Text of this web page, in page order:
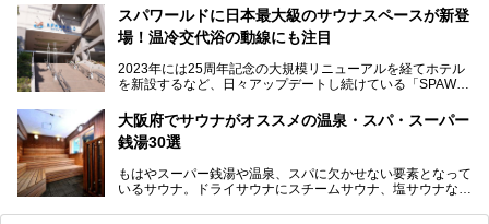
本記事では、そんなリニューアル後の注目ポイントを詳しく
紹介します。これから「鶴見緑地湯元水春」に訪れる方や、
い。
利用できる「神州温泉 あるごの湯」です。
あるごの湯は、大阪府豊中市にある日帰り温浴施設で、阪急
チムジルバン（岩盤浴）を中心に、発汗・リラックス・漫画
タイムまで満喫できる長時間滞在型の施設なので、一日中ゆ
る迫力ある熱波パフォーマンスも毎日行われており、“とと
のう”体験をしっかり楽しめるのもポイントです。
ケやボウリングといった遊び場もあり、友人同士やカップル
で“遊び+癒し”の一日を過ごすのにもぴったり。
スパワールドに日本最大級のサウナスペースが新登
場！温冷交代浴の動線にも注目
2023年には25周年記念の大規模リニューアルを経てホテル
を新設するなど、日々アップデートし続けている「SPAWO
そんなスパワールドが2025年11月15日（土）に、新たな浴
室や日本最大級140人収容の大規模サウナを携えてリニュー
アルオープン！浴室である4F・6Fそれぞれにリニューアル
大規模リニューアルの全容を確認すべく、リニューアルプレ
オープンイベントに行ってきました！今回はそのリニューア
大阪府でサウナがオススメの温泉・スパ・スーパー
銭湯30選
もはやスーパー銭湯や温泉、スパに欠かせない要素となって
いるサウナ。ドライサウナにスチームサウナ、塩サウナな
ペース、ロウリュウなど、心ゆくまで楽しむためのサービス